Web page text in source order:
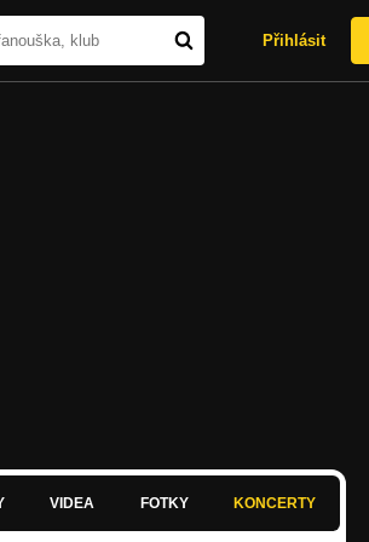
Přihlásit
VIDEA FOTKY KONCERTY